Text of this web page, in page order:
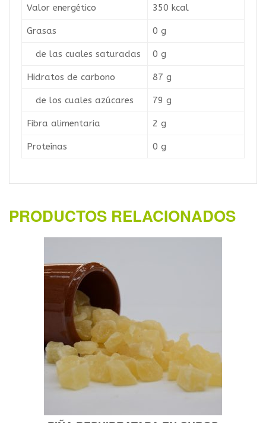
Valor energético 350 kcal
Grasas 0 g
de las cuales saturadas 0 g
Hidratos de carbono 87 g
de los cuales azúcares 79 g
Fibra alimentaria 2 g
Proteínas 0 g
PRODUCTOS RELACIONADOS